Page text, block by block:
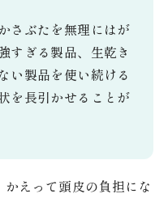
さぶたを無理にはが
すぎる製品、生乾き
い製品を使い続ける
を長引かせることが
えって頭皮の負担にな